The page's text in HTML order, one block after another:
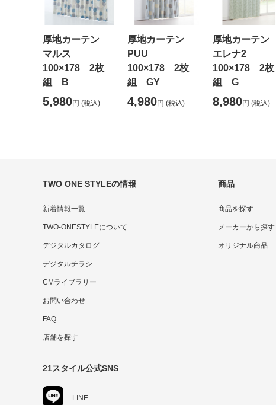
厚地カーテン
マルス
100×178 2枚
組 B
5,980円 (税込)
厚地カーテン
PUU
100×178 2枚
組 GY
4,980円 (税込)
厚地カーテン
エレナ2
100×178 2枚
組 G
8,980円 (税込)
TWO ONE STYLEの情報
新着情報一覧
TWO-ONESTYLEについて
デジタルカタログ
デジタルチラシ
CMライブラリー
お問い合わせ
FAQ
店舗を探す
21スタイル公式SNS
LINE
商品
商品を探す
メーカーから探す
オリジナル商品